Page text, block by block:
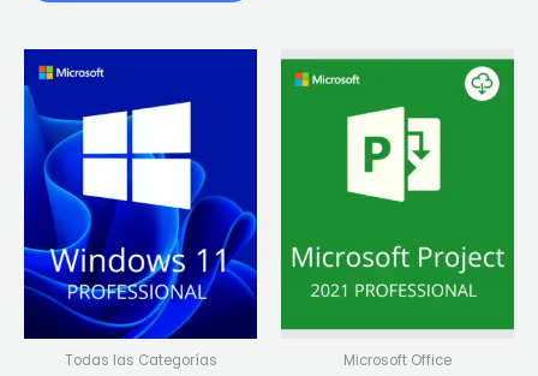
Todas las Categorías Microsoft Office